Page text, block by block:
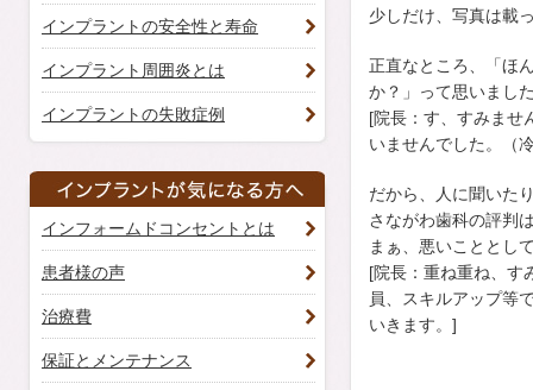
少しだけ、写真は載
正直なところ、「ほ
か？」って思いまし
[院長：す、すみませ
いませんでした。（
だから、人に聞いた
さながわ歯科の評判
まぁ、悪いこととし
[院長：重ね重ね、す
員、スキルアップ等
いきます。]
インプラントの安全性と寿命
インプラント周囲炎とは
インプラントの失敗症例
インフォームドコンセントとは
患者様の声
治療費
保証とメンテナンス